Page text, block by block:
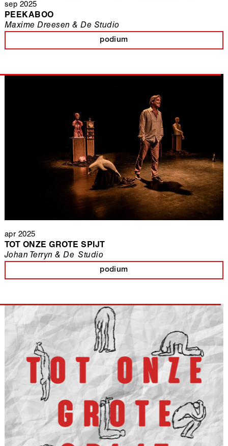
sep 2025
PEEKABOO
podium
Maxime Dreesen & De Studio
apr 2025
TOT ONZE GROTE SPIJT
podium
Johan Terryn & De Studio